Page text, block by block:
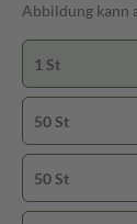
Abbildung kann
50 St
50 St
1 St